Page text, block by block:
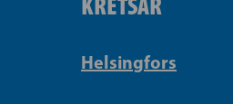
Helsingfors